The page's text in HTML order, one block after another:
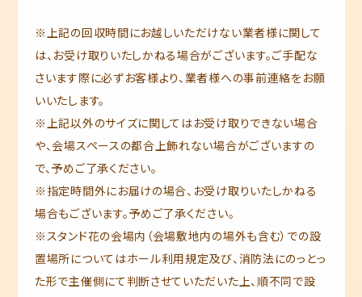
※上記の回収時間にお越しいただけない業者様に関して
は、お受け取りいたしかねる場合がございます。ご手配な
さいます際に必ずお客様より、業者様への事前連絡をお願
いいたします。
※上記以外のサイズに関してはお受け取りできない場合
や、会場スペースの都合上飾れない場合がございますの
で、予めご了承ください。
※指定時間外にお届けの場合、お受け取りいたしかねる
場合もございます。予めご了承ください。
※スタンド花の会場内（会場敷地内の場外も含む）での設
置場所についてはホール利用規定及び、消防法にのっとっ
た形で主催側にて判断させていただいた上、順不同で設